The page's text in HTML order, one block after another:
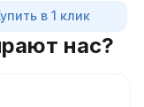
в 1 клик
нас?